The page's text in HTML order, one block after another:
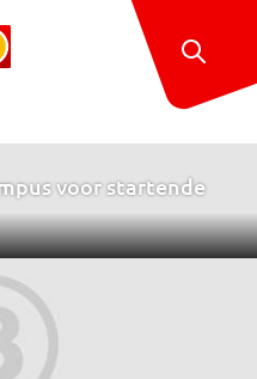
voor startende